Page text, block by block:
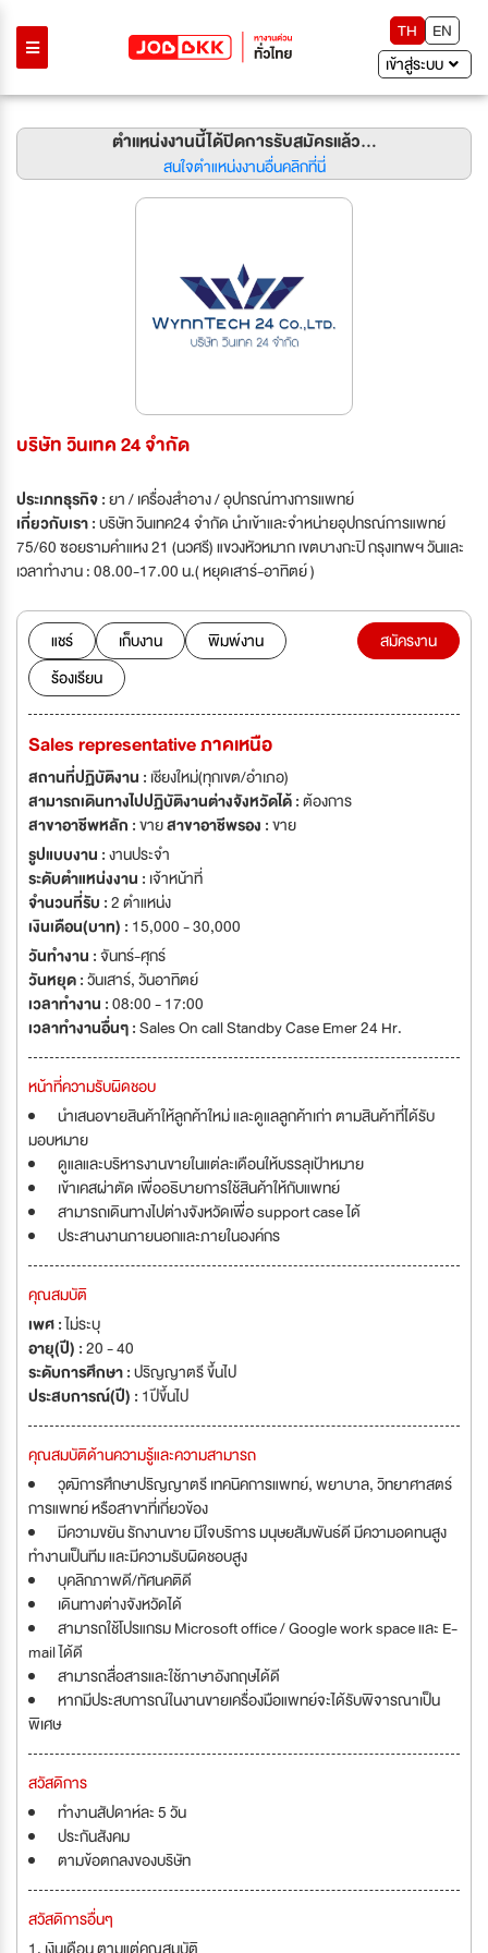
TH
EN
เข้าสู่ระบบ
ตำแหน่งงานนี้ได้ปิดการรับสมัครแล้ว...
สนใจตำแหน่งงานอื่นคลิกที่นี่
บริษัท วินเทค 24 จำกัด
ประเภทธุรกิจ :ยา / เครื่องสำอาง / อุปกรณ์ทางการแพทย์
เกี่ยวกับเรา :บริษัท วินเทค24 จำกัด นำเข้าและจำหน่ายอุปกรณ์การแพทย์
75/60 ซอยรามคำแหง 21 (นวศรี) แขวงหัวหมาก เขตบางกะปิ กรุงเทพฯ วันและ
เวลาทำงาน : 08.00-17.00 น.( หยุดเสาร์-อาทิตย์ )
แชร์ เก็บงาน
พิมพ์งาน
ร้องเรียน
สมัครงาน
Sales representative ภาคเหนือ
สถานที่ปฏิบัติงาน : เชียงใหม่(ทุกเขต/อำเภอ)
สามารถเดินทางไปปฏิบัติงานต่างจังหวัดได้ :ต้องการ
สาขาอาชีพหลัก :ขายสาขาอาชีพรอง :ขาย
รูปแบบงาน :งานประจำ
ระดับตำแหน่งงาน : เจ้าหน้าที่
จำนวนที่รับ :2 ตำแหน่ง
เงินเดือน(บาท) : 15,000 - 30,000
วันทำงาน :จันทร์-ศุกร์
วันหยุด :วันเสาร์,วันอาทิตย์
เวลาทำงาน :08:00 - 17:00
เวลาทำงานอื่นๆ :Sales On call Standby Case Emer 24 Hr.
หน้าที่ความรับผิดชอบ
นำเสนอขายสินค้าให้ลูกค้าใหม่ และดูแลลูกค้าเก่า ตามสินค้าที่ได้รับ
มอบหมาย
ดูแลและบริหารงานขายในแต่ละเดือนให้บรรลุเป้าหมาย
เข้าเคสผ่าตัด เพื่ออธิบายการใช้สินค้าให้กับแพทย์
สามารถเดินทางไปต่างจังหวัดเพื่อ support case ได้
ประสานงานภายนอกและภายในองค์กร
คุณสมบัติ
เพศ :ไม่ระบุ
อายุ(ปี) :20 - 40
ระดับการศึกษา :ปริญญาตรี ขึ้นไป
ประสบการณ์(ปี) : 1ปีขึ้นไป
คุณสมบัติด้านความรู้และความสามารถ
วุฒิการศึกษาปริญญาตรี เทคนิคการแพทย์, พยาบาล, วิทยาศาสตร์
การแพทย์ หรือสาขาที่เกี่ยวข้อง
มีความขยัน รักงานขาย มีใจบริการ มนุษยสัมพันธ์ดี มีความอดทนสูง
ทำงานเป็นทีม และมีความรับผิดชอบสูง
บุคลิกภาพดี/ทัศนคติดี
เดินทางต่างจังหวัดได้
สามารถใช้โปรแกรม Microsoft office / Google work space และ E-
mail ได้ดี
สามารถสื่อสารและใช้ภาษาอังกฤษได้ดี
หากมีประสบการณ์ในงานขายเครื่องมือแพทย์จะได้รับพิจารณาเป็น
พิเศษ
สวัสดิการ
ทำงานสัปดาห์ละ 5 วัน
ประกันสังคม
ตามข้อตกลงของบริษัท
สวัสดิการอื่นๆ